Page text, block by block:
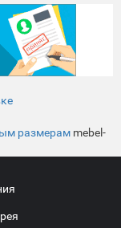
размерам mebel-